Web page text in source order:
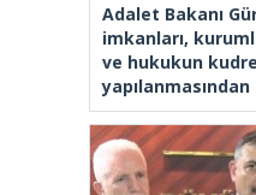
Adalet Bakanı
imkanları,
ve hukukun